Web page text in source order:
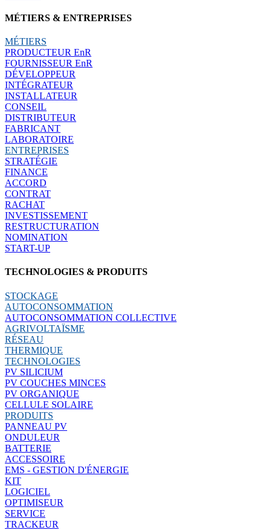
MÉTIERS & ENTREPRISES
MÉTIERS
PRODUCTEUR EnR
FOURNISSEUR EnR
DÉVELOPPEUR
INTÉGRATEUR
INSTALLATEUR
CONSEIL
DISTRIBUTEUR
FABRICANT
LABORATOIRE
ENTREPRISES
STRATÉGIE
FINANCE
ACCORD
CONTRAT
RACHAT
INVESTISSEMENT
RESTRUCTURATION
NOMINATION
START-UP
TECHNOLOGIES & PRODUITS
STOCKAGE
AUTOCONSOMMATION
AUTOCONSOMMATION COLLECTIVE
AGRIVOLTAÏSME
RÉSEAU
THERMIQUE
TECHNOLOGIES
PV SILICIUM
PV COUCHES MINCES
PV ORGANIQUE
CELLULE SOLAIRE
PRODUITS
PANNEAU PV
ONDULEUR
BATTERIE
ACCESSOIRE
EMS - GESTION D'ÉNERGIE
KIT
LOGICIEL
OPTIMISEUR
SERVICE
TRACKEUR